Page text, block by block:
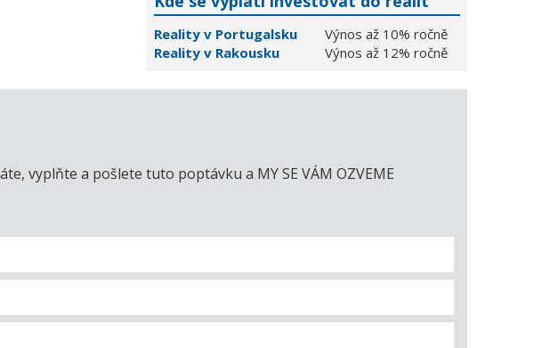
Reality v Portugalsku
Výnos až 10% ročně
Reality v Rakousku
Výnos až 12% ročně
vyplňte a pošlete tuto poptávku a MY SE VÁM OZVEME